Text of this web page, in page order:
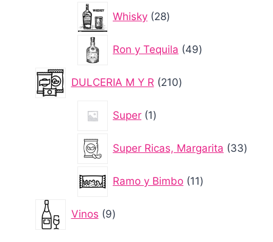
Whisky 28
28
productos
Ron y Tequila
49
49
productos
DULCERIA M Y R 210
210
productos
Super 1
1
producto
Super Ricas, Margarita
33
33
Ramo y Bimbo 11
11
productos
Vinos 9
9
productos